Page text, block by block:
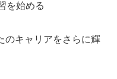
を始める
のキャリアをさらに輝